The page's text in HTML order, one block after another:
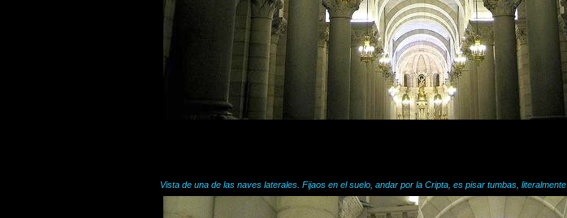
Vista de una de las naves laterales. Fijaos en el suelo, andar por la Cripta, es pisar tumbas, literalmente